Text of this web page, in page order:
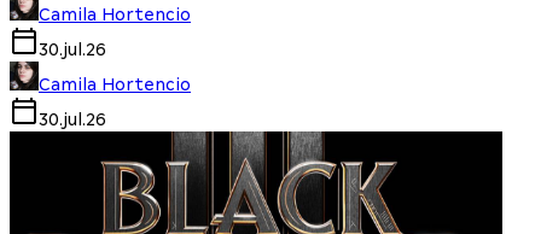
Camila Hortencio
30.jul.26
Camila Hortencio
30.jul.26